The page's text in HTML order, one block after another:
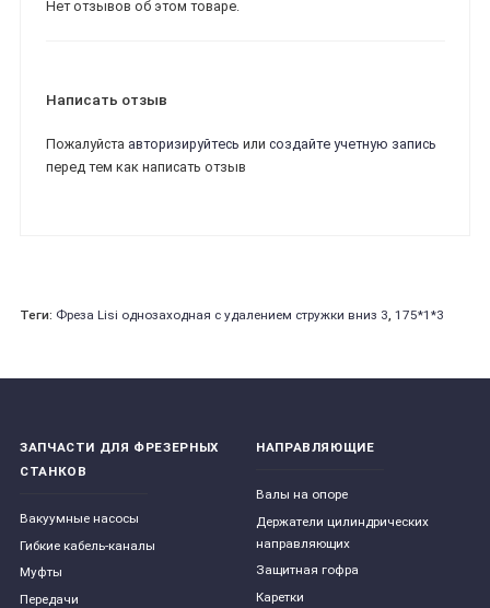
Нет отзывов об этом товаре.
Написать отзыв
Пожалуйста авторизируйтесь или создайте учетную запись
перед тем как написать отзыв
Теги: Фреза Lisi однозаходная с удалением стружки вниз 3, 175*1*3
ЗАПЧАСТИ ДЛЯ ФРЕЗЕРНЫХ
СТАНКОВ
Вакуумные насосы
Гибкие кабель-каналы
Муфты
Передачи
НАПРАВЛЯЮЩИЕ
Валы на опоре
Держатели цилиндрических
направляющих
Защитная гофра
Каретки